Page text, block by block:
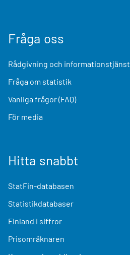
Fråga oss
Rådgivning och informationstjänst
Fråga om statistik
Vanliga frågor (FAQ)
För media
Hitta snabbt
StatFin-databasen
Statistikdatabaser
Finland i siffror
Prisomräknaren